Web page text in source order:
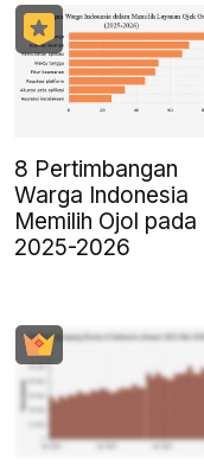
8 Pertimbangan
Warga Indonesia
Memilih Ojol pada
2025-2026